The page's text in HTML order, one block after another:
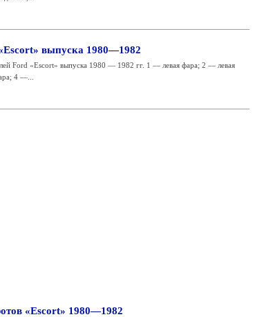
выпуска 1980—1982
Ford «Escort» выпуска 1980 — 1982 гг. 1 — левая фара; 2 — левая
4 —...
«Escort» 1980—1982